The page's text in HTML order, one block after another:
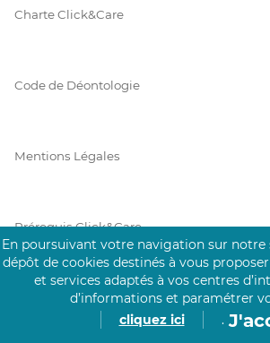
Charte Click&Care
Code de Déontologie
Mentions Légales
Prérequis Click&Care
Protection des Données
En poursuivant votre navigation sur notre
dépôt de cookies destinés à vous
et services adaptés à vos centres
d’informations et paramétrer
cliquez ici
.